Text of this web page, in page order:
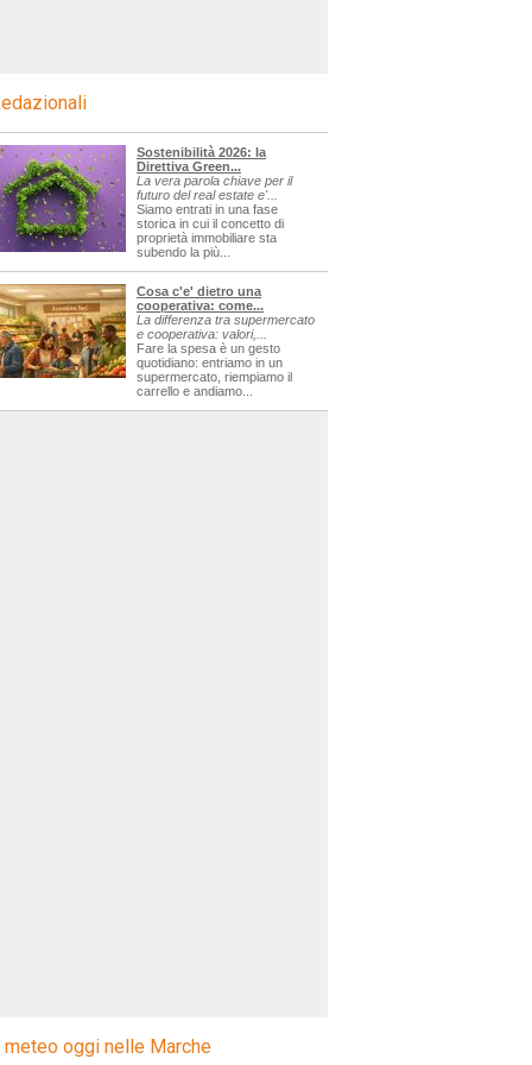
Sostenibilità 2026: la
Direttiva Green...
La vera parola chiave per il
futuro del real estate e'...
Siamo entrati in una fase
storica in cui il concetto di
proprietà immobiliare sta
subendo la più...
Cosa c'e' dietro una
cooperativa: come...
La differenza tra supermercato
e cooperativa: valori,...
Fare la spesa è un gesto
quotidiano: entriamo in un
supermercato, riempiamo il
carrello e andiamo...
meteo oggi nelle Marche